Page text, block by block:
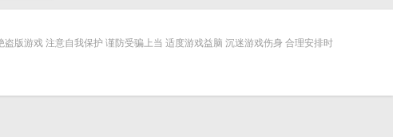
版游戏 注意自我保护 谨防受骗上当 适度游戏益脑 沉迷游戏伤身 合理安排时